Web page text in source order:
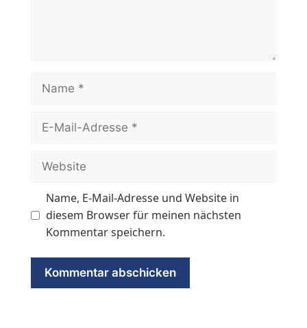
Name
Mail-
Website
Name, E-Mail-Adresse und Website in
diesem Browser für meinen nächsten
Kommentar speichern.